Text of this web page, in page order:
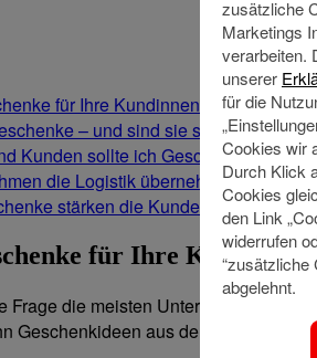
für Ihre Kundinnen und Kunden
– und sind sie steuerlich
Kunden sollte ich Geschenke
die Logistik übernehmen?
stärken die Kundenbindung
für Ihre
Frage die meisten
Geschenkideen aus der Region
zusätzliche
Marketings
verarbeiten.
unserer
für die
Cookies wir
Durch Klick
Cookies
den Link
widerrufen
“zusätzliche
abgelehnt.